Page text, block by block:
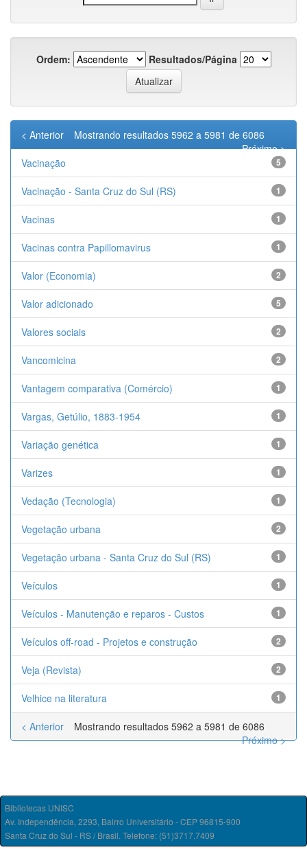
Ordem: Resultados/Página
Mostrando resultados 5962 a 5981 de 6086
< Anterior
Próximo >
Vacinação
5
Vacinação - Santa Cruz do Sul (RS) 1
Vacinas 1
Vacinas contra Papillomavirus 1
Valor (Economia) 2
Valor adicionado 5
Valores sociais 2
Vancomicina 2
Vantagem comparativa (Comércio) 1
Vargas, Getúlio, 1883-1954 1
Variação genética 1
Varizes 1
Vedação (Tecnologia) 1
Vegetação urbana 2
Vegetação urbana - Santa Cruz do Sul (RS) 1
Veículos 1
Veículos - Manutenção e reparos - Custos 1
Veículos off-road - Projetos e construção 2
Veja (Revista) 2
Velhice na literatura 1
Mostrando resultados 5962 a 5981 de 6086
< Anterior
Próximo >
Bibliotecas UNISC
Av. Independência, 2293, Bairro Universitário - CEP 96815-900
Santa Cruz do Sul - RS / Brasil. Telefone: (51)3717.7409